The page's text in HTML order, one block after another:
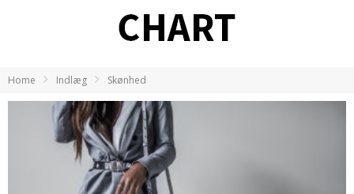
Home Indlæg Skønhed